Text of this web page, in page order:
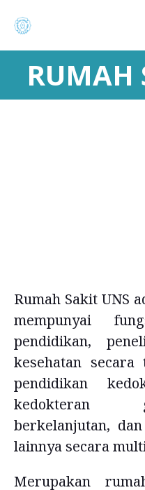
RUMAH
Rumah Sakit UNS
mempunyai
pendidikan,
kesehatan
pendidikan
kedokteran
berkelanjutan,
lainnya secara
Merupakan